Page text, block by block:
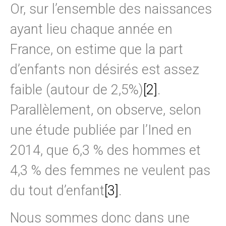
Or, sur l’ensemble des naissances
ayant lieu chaque année en
France, on estime que la part
d’enfants non désirés est assez
faible (autour de 2,5%)[2].
Parallèlement, on observe, selon
une étude publiée par l’Ined en
2014, que 6,3 % des hommes et
4,3 % des femmes ne veulent pas
du tout d’enfant[3].
Nous sommes donc dans une